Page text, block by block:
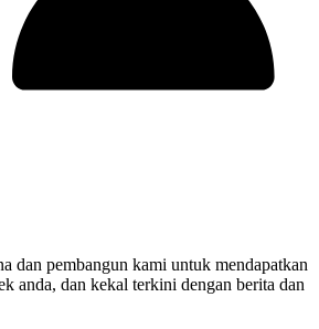
dan pembangun kami untuk mendapatkan
anda, dan kekal terkini dengan berita dan